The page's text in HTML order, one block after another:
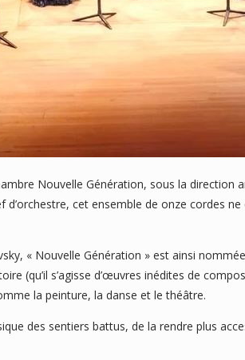
Nouvelle Génération, sous la direction
cet ensemble de onze cordes
« Nouvelle Génération » est ainsi
(qu’il s’agisse d’œuvres inédites de
la peinture, la danse et le théâtre.
des sentiers battus, de la rendre plus